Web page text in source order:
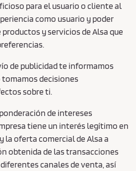
para el usuario o cliente al
como usuario y poder
y servicios de Alsa que
de publicidad te informamos
decisiones
sobre ti.
de intereses
tiene un interés legítimo en
la oferta comercial de Alsa a
obtenida de las transacciones
canales de venta, así